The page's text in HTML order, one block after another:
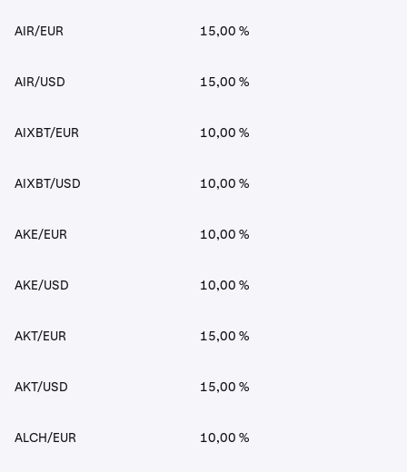
AIR/EUR 15,00 %
AIR/USD 15,00 %
AIXBT/EUR 10,00 %
AIXBT/USD 10,00 %
AKE/EUR 10,00 %
AKE/USD 10,00 %
AKT/EUR 15,00 %
AKT/USD 15,00 %
ALCH/EUR 10,00 %